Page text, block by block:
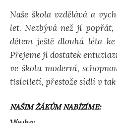
Naše škola vzdělává a
let. Nezbývá než jí
dětem ještě dlouhá léta ke
Přejeme jí dostatek
ve školu moderní,
tisíciletí, přestože sídlí v tak
NAŠIM ŽÁKŮM NABÍZÍME: